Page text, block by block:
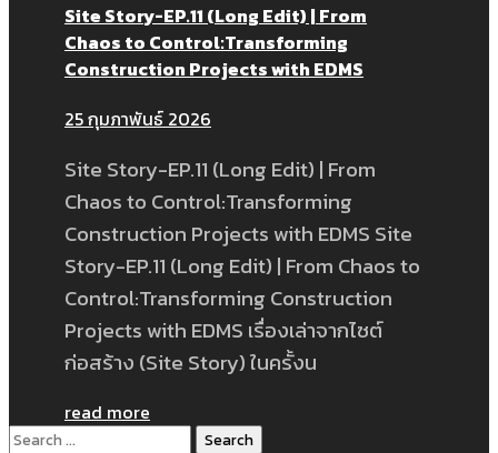
Site Story-EP.11 (Long Edit) | From
Chaos to Control:Transforming
Construction Projects with EDMS
25 กุมภาพันธ์ 2026
Site Story-EP.11 (Long Edit) | From
Chaos to Control:Transforming
Construction Projects with EDMS Site
Story-EP.11 (Long Edit) | From Chaos to
Control:Transforming Construction
Projects with EDMS เรื่องเล่าจากไซต์
ก่อสร้าง (Site Story) ในครั้งน
read more
Search